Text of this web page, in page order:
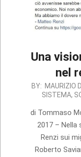
Una
nel
2017-
09
BY: MAURIZIO
SISTEMA,
di Tommaso
2017 – Nella
Renzi sui
Roberto